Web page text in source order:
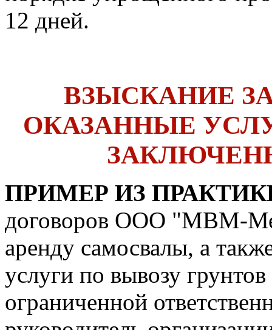
12 дней.
ВЗЫСКАНИЕ
ОКАЗАННЫЕ
ПРИМЕР ИЗ
договоров ООО "МВМ-
аренду самосвалы, а
услуги по вывозу
ограниченной